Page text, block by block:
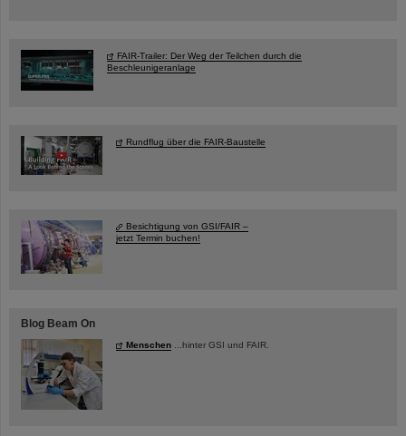
FAIR-Trailer: Der Weg der Teilchen durch die
Beschleunigeranlage
Rundflug über die FAIR-Baustelle
Besichtigung von GSI/FAIR –
jetzt Termin buchen!
Blog Beam On
Menschen ...hinter GSI und FAIR.